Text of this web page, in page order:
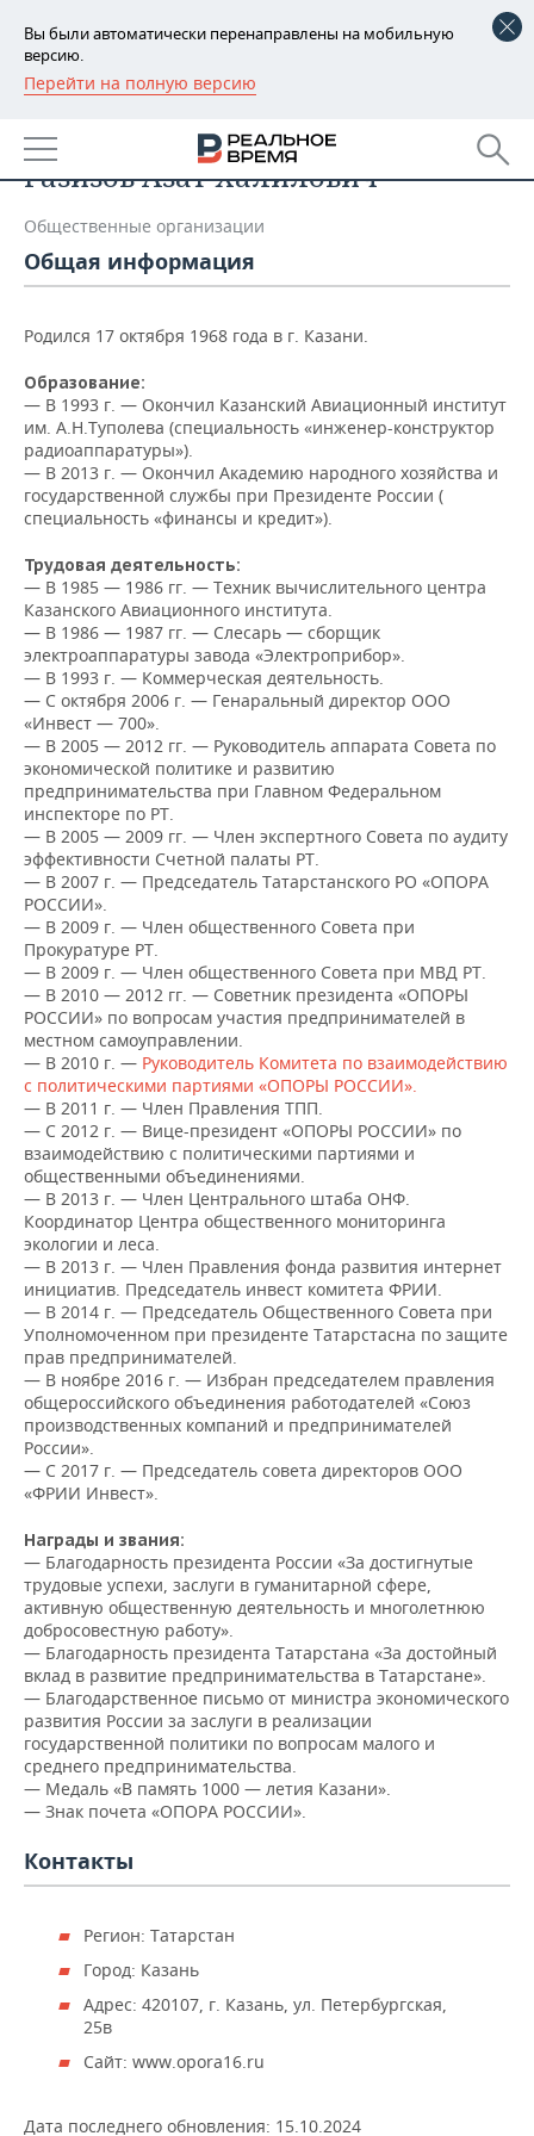
Вы были автоматически перенаправлены на мобильную
версию.
Перейти на полную версию
РЕГИОНЫ
БАШКОРТОСТАН
ТАТАРСТАН
УДМУРТИЯ
НОВОСТИ
НОВОСТИ АНАЛИТИКИ
ВУЗЫ ТАТАРСТАНА
КОМУ ПРИНАДЛЕЖАТ
ТОРГОВЫЕ ЦЕНТРЫ
ТАТАРСТАНА
ЭКОНОМИКА
БАНКИ
БЮДЖЕТ
ИНВЕСТИЦИИ
ПРОМЫШЛЕННОСТИ
АГРОПРОМ
МАШИНОСТРОЕНИЕ
НЕФТЬ
ОПК
ЭНЕРГЕТИКА
НОВОСТИ НЕДВИЖИМОСТИ
АВТО
НОВОСТИ АВТО
БИЗНЕС
НОВОСТИ БИЗНЕСА
РОЗНИЧНАЯ ТОРГОВЛЯ
ТРАНСПОРТ
УСЛУГИ
ТЕХНОЛОГИИ
НОВОСТИ ТЕХНОЛОГИЙ
IT
МЕДИА
ТЕЛЕКОММУНИКАЦИИ
МЕРОПРИЯТИЯ
НОВОСТИ МЕРОПРИЯТИЙ
ВЫЕЗДНАЯ РЕДАКЦИЯ
БИЗНЕС-БРАНЧИ
ONLINE-КОНФЕРЕНЦИИ
ОТКРЫТАЯ ЛЕКЦИЯ
СПОРТ
НОВОСТИ СПОРТА
ФУТБОЛ
ХОККЕЙ
БАСКЕТБОЛ
ВОЛЕЙБОЛ
КИБЕРСПОРТ
ФИГУРНОЕ КАТАНИЕ
ВОДНЫЕ ВИДЫ СПОРТА
ХОККЕЙ С МЯЧОМ
ОБЩЕСТВО
НОВОСТИ ОБЩЕСТВА
ВЛАСТЬ
ИНФРАСТРУКТУРА
ИСТОРИЯ
КУЛЬТУРА
МЕДИЦИНА
ОБРАЗОВАНИЕ
ПРОИСШЕСТВИЯ
ФОТОГАЛЕРЕЯ
СЮЖЕТЫ
СПРАВОЧНИК
СПИСОК ПЕРСОН
СПИСОК КОМПАНИЙ
ПОЛНАЯ ВЕРСИЯ
Газизов Азат Халилович
Общественные организации
Общая информация
Родился 17 октября 1968 года в г. Казани.
Образование:
— В 1993 г. — Окончил Казанский Авиационный институт
им. А.Н.Туполева (специальность «инженер-конструктор
радиоаппаратуры»).
— В 2013 г. — Окончил Академию народного хозяйства и
государственной службы при Президенте России (
специальность «финансы и кредит»).
Трудовая деятельность:
— В 1985 — 1986 гг. — Техник вычислительного центра
Казанского Авиационного института.
— В 1986 — 1987 гг. — Слесарь — сборщик
электроаппаратуры завода «Электроприбор».
— В 1993 г. — Коммерческая деятельность.
— С октября 2006 г. — Генаральный директор ООО
«Инвест — 700».
— В 2005 — 2012 гг. — Руководитель аппарата Совета по
экономической политике и развитию
предпринимательства при Главном Федеральном
инспекторе по РТ.
— В 2005 — 2009 гг. — Член экспертного Совета по аудиту
эффективности Счетной палаты РТ.
— В 2007 г. — Председатель Татарстанского РО «ОПОРА
РОССИИ».
— В 2009 г. — Член общественного Совета при
Прокуратуре РТ.
— В 2009 г. — Член общественного Совета при МВД РТ.
— В 2010 — 2012 гг. — Советник президента «ОПОРЫ
РОССИИ» по вопросам участия предпринимателей в
местном самоуправлении.
— В 2010 г. — Руководитель Комитета по взаимодействию
с политическими партиями «ОПОРЫ РОССИИ».
— В 2011 г. — Член Правления ТПП.
— С 2012 г. — Вице-президент «ОПОРЫ РОССИИ» по
взаимодействию с политическими партиями и
общественными объединениями.
— В 2013 г. — Член Центрального штаба ОНФ.
Координатор Центра общественного мониторинга
экологии и леса.
— В 2013 г. — Член Правления фонда развития интернет
инициатив. Председатель инвест комитета ФРИИ.
— В 2014 г. — Председатель Общественного Совета при
Уполномоченном при президенте Татарстасна по защите
прав предпринимателей.
— В ноябре 2016 г. — Избран председателем правления
общероссийского объединения работодателей «Союз
производственных компаний и предпринимателей
России».
— С 2017 г. — Председатель совета директоров ООО
«ФРИИ Инвест».
Награды и звания:
— Благодарность президента России «За достигнутые
трудовые успехи, заслуги в гуманитарной сфере,
активную общественную деятельность и многолетнюю
добросовестную работу».
— Благодарность президента Татарстана «За достойный
вклад в развитие предпринимательства в Татарстане».
— Благодарственное письмо от министра экономического
развития России за заслуги в реализации
государственной политики по вопросам малого и
среднего предпринимательства.
— Медаль «В память 1000 — летия Казани».
— Знак почета «ОПОРА РОССИИ».
Контакты
Регион: Татарстан
Город: Казань
Адрес: 420107, г. Казань, ул. Петербургская,
25в
Сайт: www.opora16.ru
Дата последнего обновления: 15.10.2024